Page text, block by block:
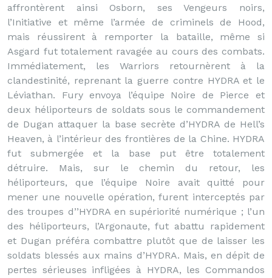
affrontèrent ainsi Osborn, ses Vengeurs noirs,
l’Initiative et même l’armée de criminels de Hood,
mais réussirent à remporter la bataille, même si
Asgard fut totalement ravagée au cours des combats.
Immédiatement, les Warriors retournèrent à la
clandestinité, reprenant la guerre contre HYDRA et le
Léviathan. Fury envoya l’équipe Noire de Pierce et
deux héliporteurs de soldats sous le commandement
de Dugan attaquer la base secrète d’HYDRA de Hell’s
Heaven, à l’intérieur des frontières de la Chine. HYDRA
fut submergée et la base put être totalement
détruire. Mais, sur le chemin du retour, les
héliporteurs, que l’équipe Noire avait quitté pour
mener une nouvelle opération, furent interceptés par
des troupes d’’HYDRA en supériorité numérique ; l’un
des héliporteurs, l’Argonaute, fut abattu rapidement
et Dugan préféra combattre plutôt que de laisser les
soldats blessés aux mains d’HYDRA. Mais, en dépit de
pertes sérieuses infligées à HYDRA, les Commandos